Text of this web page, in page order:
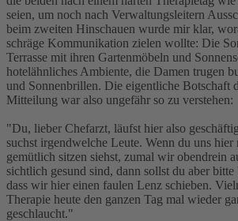
seien, um noch nach Verwaltungsleitern
beim zweiten Hinschauen wurde mir klar,
schräge Kommunikation zielen wollte: Die
Terrasse mit ihren Gartenmöbeln und
hotelähnliches Ambiente, die Damen trugen
und Sonnenbrillen. Die eigentliche Botschaft
Mitteilung war also ungefähr so zu verstehen:
"Du, lieber Chefarzt, läufst hier also
suchst irgendwelche Leute. Wenn du uns hier
gemütlich sitzen siehst, zumal wir obendrein
sichtlich gesund sind, dann sollst du aber
dass wir hier einen faulen Lenz schieben.
Therapie heute den ganzen Tag mal wieder
geschlaucht."